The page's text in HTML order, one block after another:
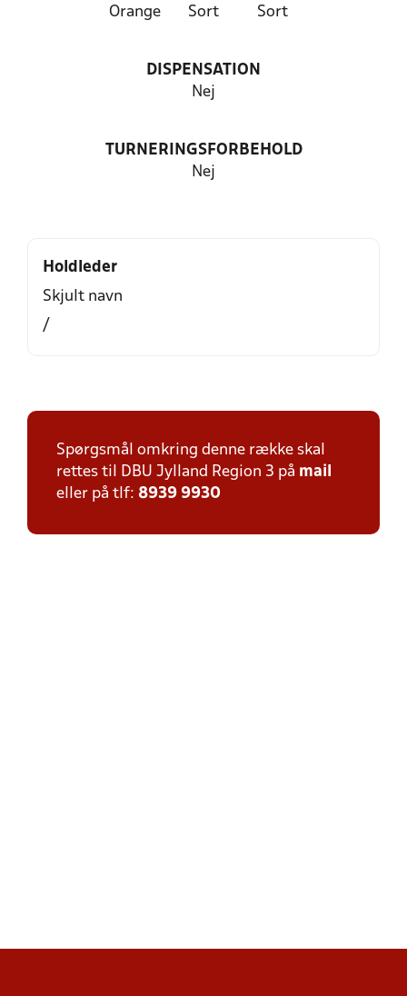
Orange Sort Sort
DISPENSATION
Nej
TURNERINGSFORBEHOLD
Nej
Holdleder
Skjult navn
/
Spørgsmål omkring denne række skal
rettes til DBU Jylland Region 3 på mail
eller på tlf: 8939 9930